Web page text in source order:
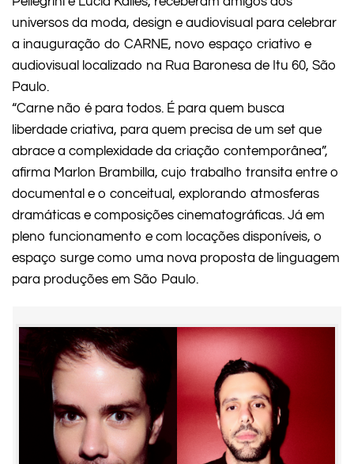
universos da moda, design e audiovisual para celebrar
a inauguração do CARNE, novo espaço criativo e
audiovisual localizado na Rua Baronesa de Itu 60, São
Paulo.
“Carne não é para todos. É para quem busca
liberdade criativa, para quem precisa de um set que
abrace a complexidade da criação contemporânea”,
afirma Marlon Brambilla, cujo trabalho transita entre o
documental e o conceitual, explorando atmosferas
dramáticas e composições cinematográficas. Já em
pleno funcionamento e com locações disponíveis, o
espaço surge como uma nova proposta de linguagem
para produções em São Paulo.